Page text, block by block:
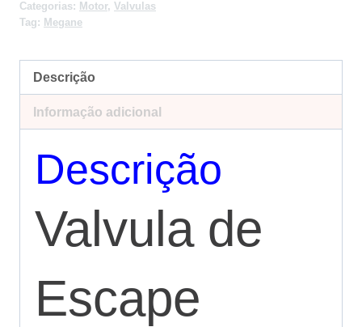
Categorias: Motor, Valvulas
Tag: Megane
Descrição
Informação adicional
Descrição
Valvula de
Escape